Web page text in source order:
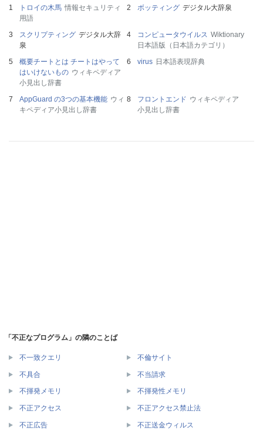
トロイの木馬 情報セキュリティ
用語
ボッティング デジタル大辞泉
スクリプティング デジタル大辞
泉
コンピュータウイルス Wiktionary
日本語版（日本語カテゴリ）
概要チートとは チートはやって
はいけないもの ウィキペディア
小見出し辞書
virus 日本語表現辞典
AppGuard の3つの基本機能 ウィ
キペディア小見出し辞書
フロントエンド ウィキペディア
小見出し辞書
「不正なプログラム」の隣のことば
不一致クエリ 不倫サイト
不具合 不当請求
不揮発メモリ 不揮発性メモリ
不正アクセス 不正アクセス禁止法
不正広告 不正送金ウィルス